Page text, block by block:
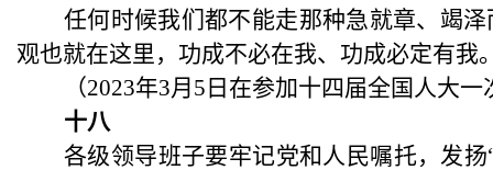
任何时候我们都不能走那种急就章、竭
观也就在这里，功成不必在我、功成必定有我
（2023年3月5日在参加十四届全国人大
十八
各级领导班子要牢记党和人民嘱托，发扬